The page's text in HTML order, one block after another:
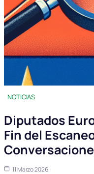
NOTICIAS
Diputados
Fin del
11 Marzo 2026